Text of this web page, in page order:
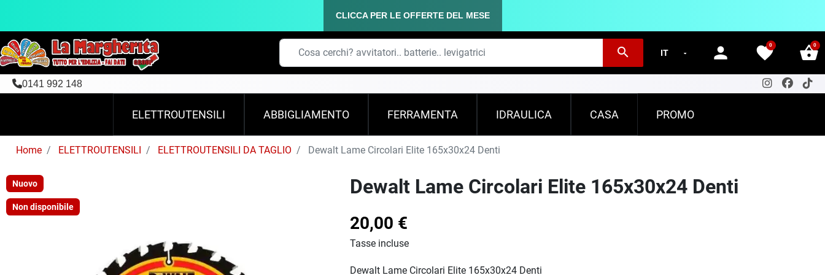
CLICCA PER LE OFFERTE DEL MESE
search person favorite
0 shopping_basket
0
0141 992 148
ELETTROUTENSILI ABBIGLIAMENTO FERRAMENTA IDRAULICA CASA PROMO
Home ELETTROUTENSILI ELETTROUTENSILI DA TAGLIO Dewalt Lame Circolari Elite 165x30x24 Denti
Nuovo
Non disponibile
Dewalt Lame Circolari Elite 165x30x24 Denti
20,00 €
Tasse incluse
Dewalt Lame Circolari Elite 165x30x24 Denti